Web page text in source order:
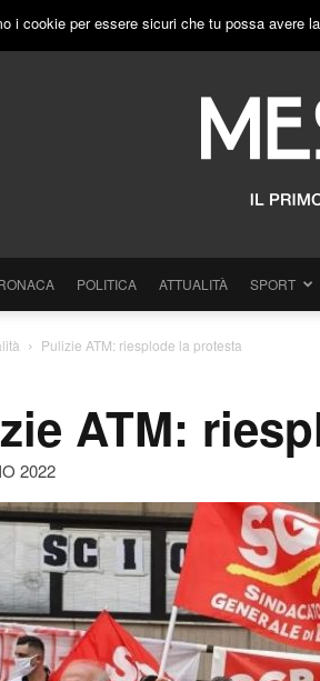
2026 PUBBLICITÀ
POLITICA ATTUALITÀ SPORT
Pulizie ATM: riesplode la protesta
ATM:
2022
i cookie per essere sicuri che tu possa avere